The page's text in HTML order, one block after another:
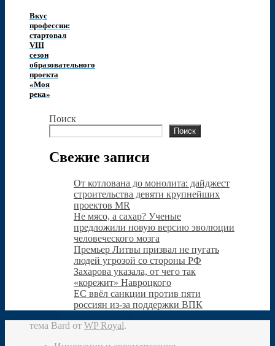
Вкус
профессии:
стартовал
VIII
сезон
образовательного
проекта
«Моя
река»
Поиск
Поиск
Свежие записи
От котлована до монолита: дайджест
строительства девяти крупнейших
проектов MR
Не мясо, а сахар? Ученые
предложили новую версию эволюции
человеческого мозга
Премьер Литвы призвал не пугать
людей угрозой со стороны РФ
Захарова указала, от чего так
«корежит» Навроцкого
ЕС ввёл санкции против пяти
россиян из-за поддержки ВПК
тема Bard от WP Royal.